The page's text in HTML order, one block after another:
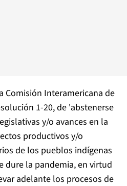
Comisión Interamericana de
1-20, de 'abstenerse
y/o avances en la
productivos y/o
de los pueblos indígenas
dure la pandemia, en virtud
adelante los procesos de